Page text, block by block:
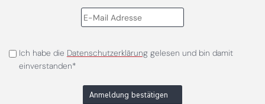
Ich habe die Datenschutzerklärunggelesen und bin damit
einverstanden*
Anmeldung bestätigen